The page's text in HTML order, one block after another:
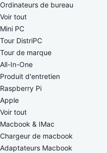
Ordinateurs de bureau
Voir tout
Mini PC
Tour DistriPC
Tour de marque
All-In-One
Produit d'entretien
Raspberry Pi
Apple
Voir tout
Macbook & IMac
Chargeur de macbook
Adaptateurs Macbook